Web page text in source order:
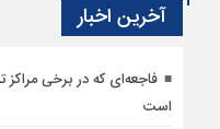
آخرین اخبار
است